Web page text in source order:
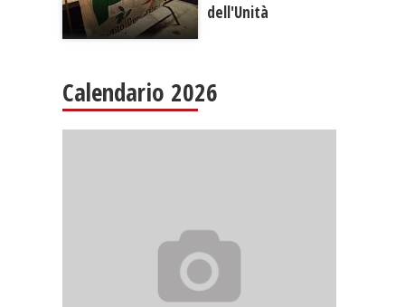
dell'Unità
Calendario 2026